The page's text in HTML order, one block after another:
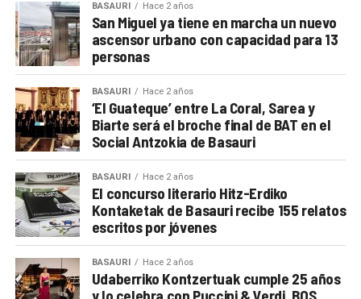
BASAURI Hace 2 años
San Miguel ya tiene en marcha un nuevo
ascensor urbano con capacidad para 13
personas
BASAURI Hace 2 años
‘El Guateque’ entre La Coral, Sarea y
Biarte será el broche final de BAT en el
Social Antzokia de Basauri
BASAURI Hace 2 años
El concurso literario Hitz-Erdiko
Kontaketak de Basauri recibe 155 relatos
escritos por jóvenes
BASAURI Hace 2 años
Udaberriko Kontzertuak cumple 25 años